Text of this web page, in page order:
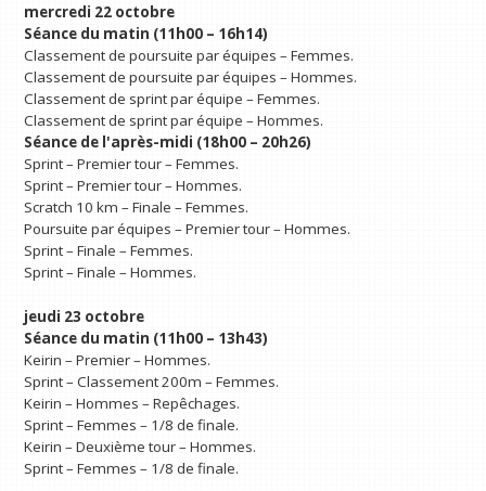
mercredi 22 octobre
Séance du matin (11h00 – 16h14)
Classement de poursuite par équipes – Femmes.
Classement de poursuite par équipes – Hommes.
Classement de sprint par équipe – Femmes.
Classement de sprint par équipe – Hommes.
Séance de l'après-midi (18h00 – 20h26)
Sprint – Premier tour – Femmes.
Sprint – Premier tour – Hommes.
Scratch 10 km – Finale – Femmes.
Poursuite par équipes – Premier tour – Hommes.
Sprint – Finale – Femmes.
Sprint – Finale – Hommes.
jeudi 23 octobre
Séance du matin (11h00 – 13h43)
Keirin – Premier – Hommes.
Sprint – Classement 200m – Femmes.
Keirin – Hommes – Repêchages.
Sprint – Femmes – 1/8 de finale.
Keirin – Deuxième tour – Hommes.
Sprint – Femmes – 1/8 de finale.